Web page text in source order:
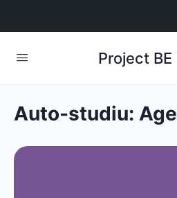
Project BE
Auto-studiu: